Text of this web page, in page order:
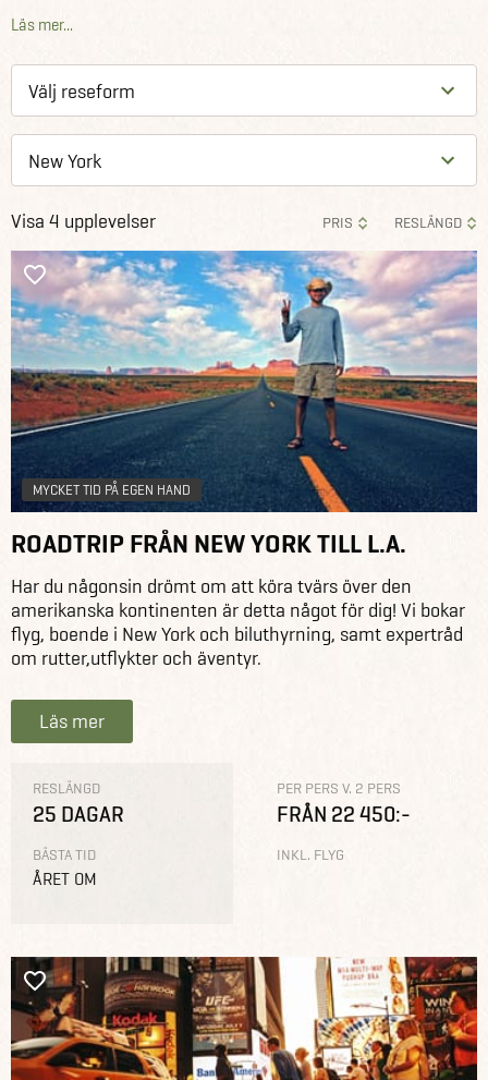
Harlem, ta en gratiskryssning med färjan till Staten
hippaste området Williamsburg, njut av utsikten från High
Line och avsluta med fika på Chelsea Market.
Läs mer...
PRIS RESLÄNGD
Visa 4 upplevelser
MYCKET TID PÅ EGEN HAND
ROADTRIP FRÅN NEW YORK TILL L.A.
Har du någonsin drömt om att köra tvärs över den
amerikanska kontinenten är detta något för dig! Vi bokar
flyg, boende i New York och biluthyrning, samt expertråd
om rutter,utflykter och äventyr.
Läs mer
RESLÄNGD
25 DAGAR
BÄSTA TID
ÅRET OM
PER PERS V. 2 PERS
FRÅN 22 450:-
INKL. FLYG